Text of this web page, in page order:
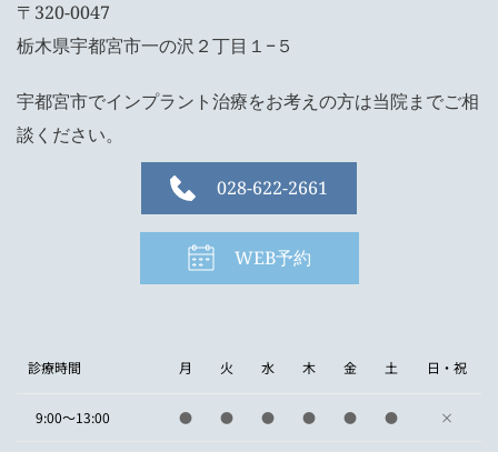
〒320-0047
栃木県宇都宮市一の沢２丁目１−５
宇都宮市でインプラント治療をお考えの方は当院までご相
談ください。
028-622-2661
WEB予約
診療時間 月 火 水 木 金 土 日・祝
9:00～13:00 ● ● ● ● ● ● ×